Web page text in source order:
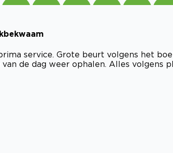
service. Grote beurt volgens het
de dag weer ophalen. Alles volgens